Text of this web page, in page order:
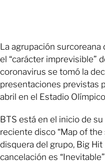
La agrupación surcoreana
el “carácter imprevisible”
coronavirus se tomó la
presentaciones previstas
abril en el Estadio
BTS está en el inicio de
reciente disco “Map of the
disquera del grupo, Big
cancelación es